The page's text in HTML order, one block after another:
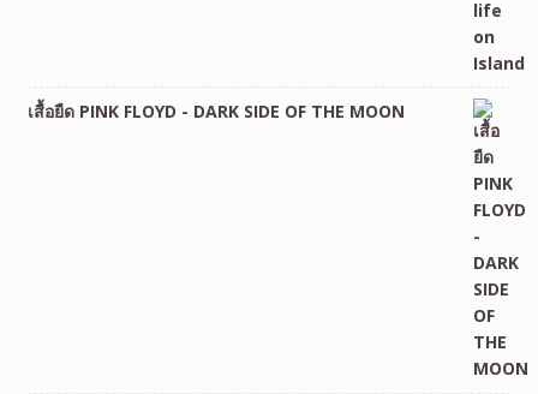
เสื้อยืด PINK FLOYD - DARK SIDE OF THE MOON